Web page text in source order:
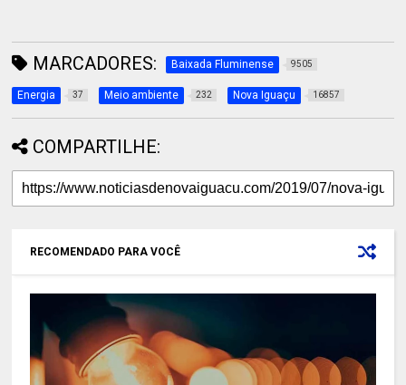
MARCADORES: Baixada Fluminense 9505
Energia 37 Meio ambiente 232 Nova Iguaçu 16857
COMPARTILHE:
RECOMENDADO PARA VOCÊ